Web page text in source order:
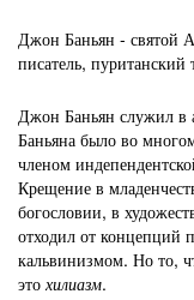
Джон Баньян - святой
писатель, пуританский
Джон Баньян служил в
Баньяна было во
членом и
Крещение в
богословии, в
отходил от концепций
кальвинизмом. Но то,
это хилиазм.